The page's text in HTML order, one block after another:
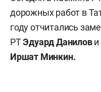
дорожных работ в
году отчитались
РТЭдуард Данилови
Иршат Минкин.